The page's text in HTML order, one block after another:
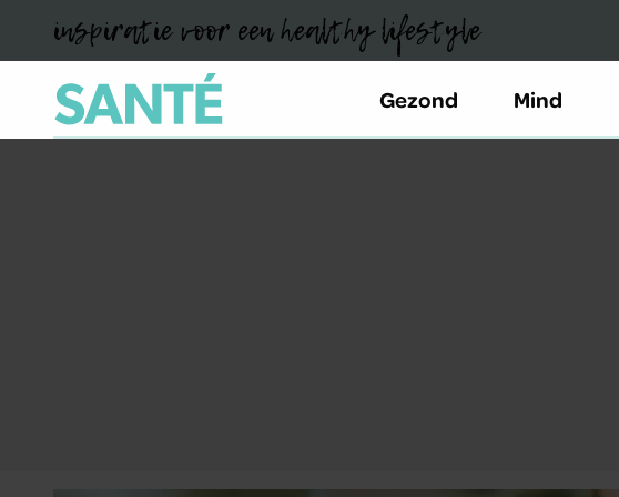
inspiratie voor een healthy lifestyle
Gezond Mind